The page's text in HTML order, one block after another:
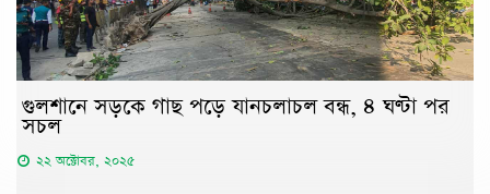
গুলশানে সড়কে গাছ পড়ে যানচলাচল বন্ধ, ৪ ঘণ্টা পর
সচল
২২ অক্টোবর, ২০২৫